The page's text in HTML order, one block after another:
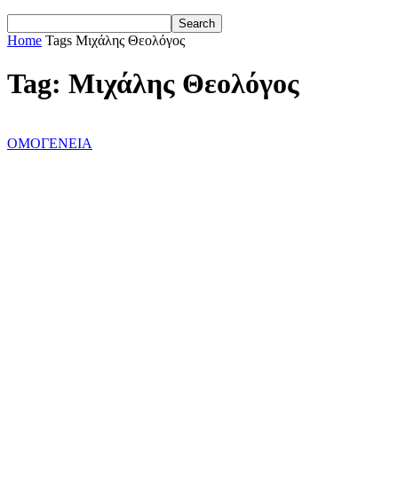
Home Tags Μιχάλης Θεολόγος
Tag: Μιχάλης Θεολόγος
ΟΜΟΓΕΝΕΙΑ